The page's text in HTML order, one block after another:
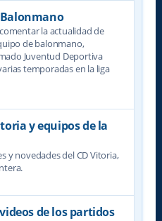
la actualidad de
de balonmano,
Juventud Deportiva
temporadas en la liga
y equipos de la
y novedades del CD Vitoria,
de los partidos